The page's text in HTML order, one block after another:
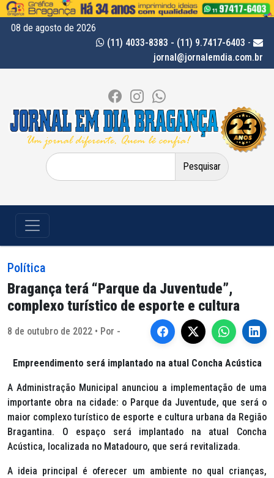
08 de agosto de 2026
(11) 4033-8383 - (11) 9.7417-6403 -
jornal@jornalemdia.com.br
Pesquisar
por:
Política
Bragança terá “Parque da Juventude”,
complexo turístico de esporte e cultura
8 de outubro de 2022 • Por -
Empreendimento será implantado na atual Concha Acústica
A Administração Municipal anunciou a implementação de uma
importante obra na cidade: o Parque da Juventude, que será o
maior complexo turístico de esporte e cultura urbana da Região
Bragantina. O espaço será implantado na atual Concha
Acústica, localizada no Matadouro, que será revitalizada.
A ideia principal é oferecer um ambiente no qual crianças,